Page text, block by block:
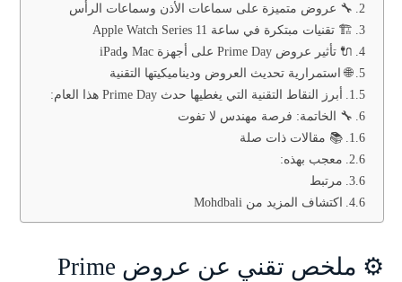
🔧 عروض متميزة على سماعات الأذن وسماعات الرأس
🏗️ تقنيات مبتكرة في ساعة Apple Watch Series 11
🔌 تأثير عروض Prime Day على أجهزة Mac وiPad
🌐 استمرارية تحديث العروض وديناميكيتها التقنية
أبرز النقاط التقنية التي يغطيها حدث Prime Day هذا العام:
🔧 الخاتمة: فرصة مهندس لا تفوت
📚 مقالات ذات صلة
معجب بهذه:
مرتبط
اكتشاف المزيد من Mohdbali
⚙️ ملخص تقني عن عروض Prime